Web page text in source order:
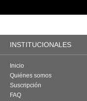
INSTITUCIONALES
Inicio
Quiénes somos
Suscripción
FAQ